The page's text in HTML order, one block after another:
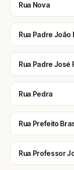
Rua Nova
Rua Padre João
Rua Padre José
Rua Pedra
Rua Prefeito
Rua Professor